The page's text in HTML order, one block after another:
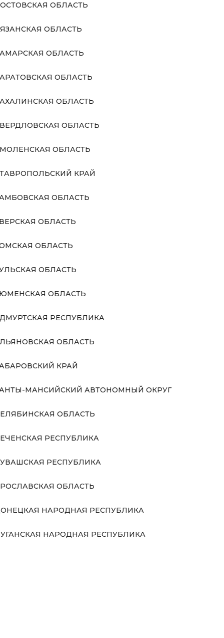
ОБЛАСТЬ
ОБЛАСТЬ
ОБЛАСТЬ
ОБЛАСТЬ
ОБЛАСТЬ
ОБЛАСТЬ
ОБЛАСТЬ
КРАЙ
ОБЛАСТЬ
ОБЛАСТЬ
ОБЛАСТЬ
ОБЛАСТЬ
ОБЛАСТЬ
РЕСПУБЛИКА
ОБЛАСТЬ
КРАЙ
МАНСИЙСКИЙ АВТОНОМНЫЙ ОКРУГ
ОБЛАСТЬ
РЕСПУБЛИКА
РЕСПУБЛИКА
ОБЛАСТЬ
НАРОДНАЯ РЕСПУБЛИКА
НАРОДНАЯ РЕСПУБЛИКА